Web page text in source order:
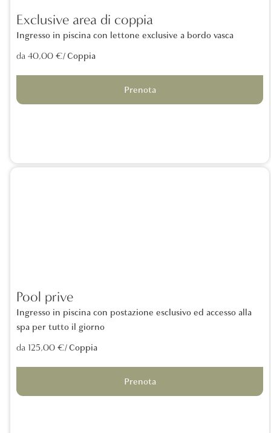
Exclusive area di coppia
Ingresso in piscina con lettone exclusive a bordo vasca
da 40,00 €/ Coppia
Prenota
Pool prive
Ingresso in piscina con postazione esclusivo ed accesso alla
spa per tutto il giorno
da 125,00 €/ Coppia
Prenota